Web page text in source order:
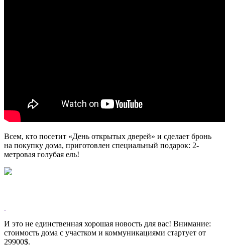
Всем, кто посетит «День открытых дверей» и сделает бронь
на покупку дома, приготовлен специальный подарок: 2-
метровая голубая ель!
И это не единственная хорошая новость для вас! Внимание:
стоимость дома с участком и коммуникациями стартует от
29900$.